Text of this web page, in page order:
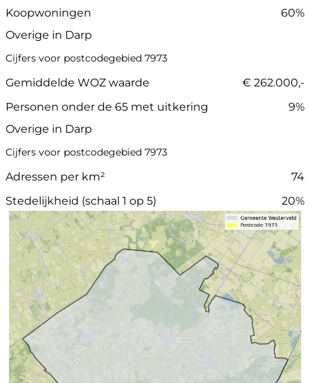
Koopwoningen
60%
Overige in Darp
Cijfers voor postcodegebied 7973
Gemiddelde WOZ waarde
€ 262.000,-
Personen onder de 65 met uitkering
9%
Overige in Darp
Cijfers voor postcodegebied 7973
Adressen per km²
74
Stedelijkheid (schaal 1 op 5)
20%